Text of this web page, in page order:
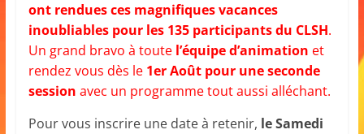
l
e
C
L
é
A
ont rendues ces magnifiques vacances
inoubliables pour les 135 participants du CLSH.
Un grand bravo à toutel’équipe d’animation et
rendez vous dès le 1er Août pour une seconde
session avec un programme tout aussi alléchant.
Pour vous inscrire une date à retenir, le Samedi